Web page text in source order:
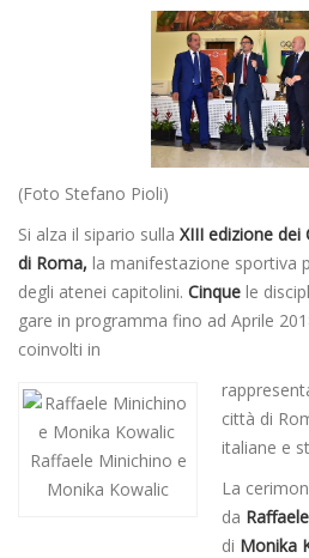
(Foto Stefano Pioli)
Si alza il sipario sulla XIII edizione dei
di Roma, la manifestazione sportiva
degli atenei capitolini. Cinque le
gare in programma fino ad Aprile
coinvolti in
Raffaele Minichino e
Monika Kowalic
città di
italiane e
La
da
di Monika